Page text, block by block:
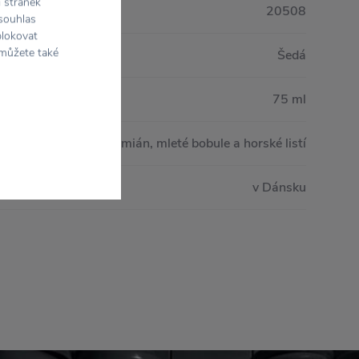
20508
Šedá
75 ml
Vřes, tymián, mleté bobule a horské listí
v Dánsku
také